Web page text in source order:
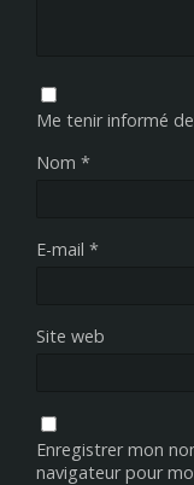
Me tenir informé
Nom *
E-mail *
Site web
Enregistrer mon
navigateur pour